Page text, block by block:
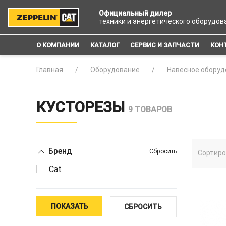
Официальный дилер
техники и энергетического
О КОМПАНИИ КАТАЛОГ СЕРВИС И ЗАПЧАСТИ
Главная Оборудование Навесное
КУСТОРЕЗЫ 9 ТОВАРОВ
Бренд Сбросить
Cat
ПОКАЗАТЬ СБРОСИТЬ